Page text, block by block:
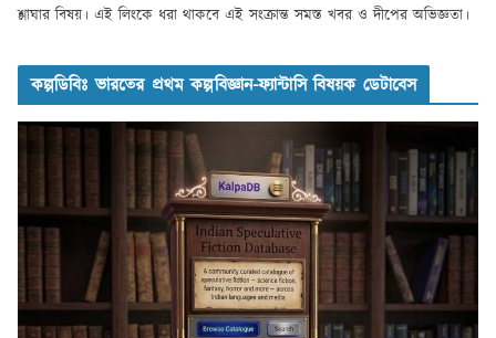
শ্লাঘার বিষয়। এই লিংকে ধরা থাকবে এই সংক্রান্ত সমস্ত খবর ও দীপের অভিজ্ঞতা।
কল্পডিবিঃ ভারতের প্রথম কল্পবিজ্ঞান-ফ্যান্টাসি বিষয়ক ডেটাবেস